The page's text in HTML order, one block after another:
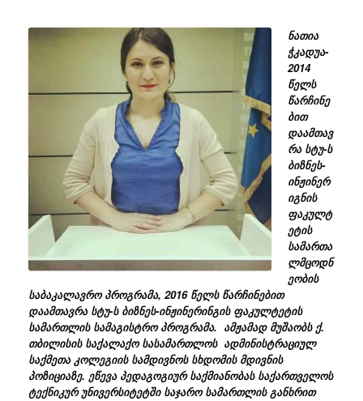
ნათია
ჭკადუა-
2014
წელს
წარჩინე
ბით
დაამთავ
რა სტუ-ს
ბიზნეს-
ინჟინერ
იგნის
ფაკულტ
ეტის
სამართა
ლმცოდნ
ეობის
საბაკალავრო პროგრამა, 2016 წელს წარჩინებით
დაამთავრა სტუ-ს ბიზნეს-ინჟინერინგის ფაკულტეტის
სამართლის სამაგისტრო პროგრამა. ამჟამად მუშაობს ქ.
თბილისის საქალაქო სასამართლოს ადმინისტრაციულ
საქმეთა კოლეგიის სამდივნოს სხდომის მდივნის
პოზიციაზე. ეწევა პედაგოგიურ საქმიანობას საქართველოს
ტექნიკურ უნივერსიტეტში საჯარო სამართლის განხრით